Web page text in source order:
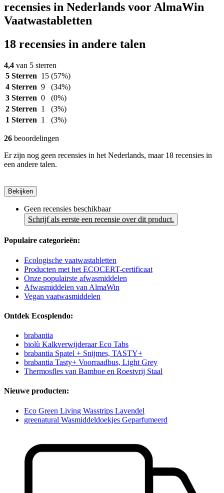
recensies in Nederlands voor AlmaWin
Vaatwastabletten
18 recensies in andere talen
4,4 van 5 sterren
5 Sterren 15 (57%)
4 Sterren 9
(34%)
3 Sterren 0
(0%)
2 Sterren 1
(3%)
1 Sterren 1 (3%)
26 beoordelingen
Er zijn nog geen recensies in het Nederlands, maar 18 recensies in
een andere talen.
Bekijken
Geen recensies beschikbaar
Schrijf als eerste een recensie over dit product.
Populaire categorieën:
Ecologische vaatwastabletten
Producten met het ECOCERT-certificaat
Onze populairste afwasmiddelen
Afwasmiddelen van AlmaWin
Vegan vaatwasmiddelen
Ontdek Ecosplendo:
brabantia
biolù Kalkverwijderaar Eco Tabs
brabantia Spatel + Snijmes, TASTY+
brabantia Tasty+ Voorraadbus, Light Grey
Thermosfles van Bamboe en Roestvrij Staal
Nieuwe producten:
Eco Green Living Wasstrips Lavendel
greenatural Wasmiddeldoekjes Geparfumeerd